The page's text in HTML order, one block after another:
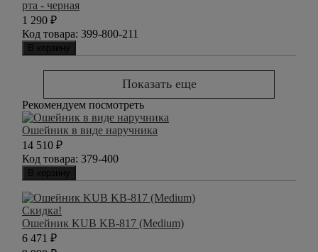
рта - черная
1 290 ₽
Код товара: 399-800-211
В корзину
Показать еще
Рекомендуем посмотреть
Ошейник в виде наручника
14 510 ₽
Код товара: 379-400
В корзину
Скидка!
Ошейник KUB KB-817 (Medium)
6 471 ₽